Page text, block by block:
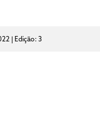
| Edição: 3